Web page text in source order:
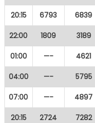
20:15 6793 6839
22:00 1809 3189
01:00 —- 4621
04:00 —- 5795
07:00 —- 4897
20:15 2724 7282